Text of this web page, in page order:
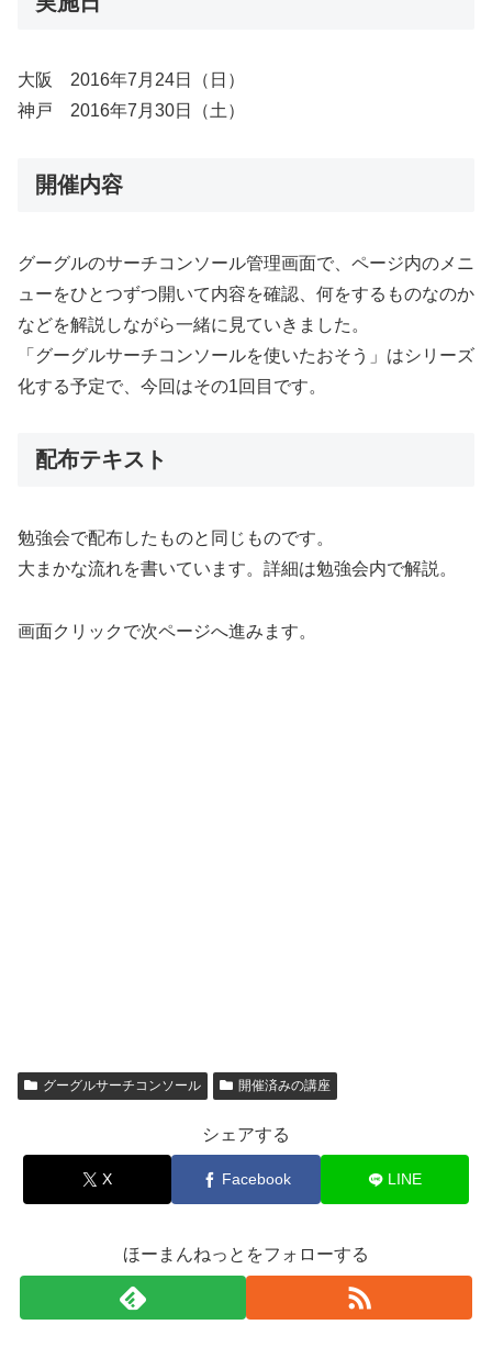
大阪 2016年7月24日（日）
神戸 2016年7月30日（土）
開催内容
グーグルのサーチコンソール管理画面で、ページ内のメニ
ューをひとつずつ開いて内容を確認、何をするものなのか
などを解説しながら一緒に見ていきました。
「グーグルサーチコンソールを使いたおそう」はシリーズ
化する予定で、今回はその1回目です。
配布テキスト
勉強会で配布したものと同じものです。
大まかな流れを書いています。詳細は勉強会内で解説。
画面クリックで次ページへ進みます。
グーグルサーチコンソール 開催済みの講座
シェアする
X Facebook LINE
ほーまんねっとをフォローする